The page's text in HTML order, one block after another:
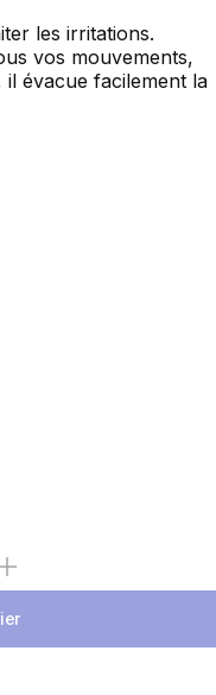
les irritations.
vos mouvements,
évacue facilement la
la quantité